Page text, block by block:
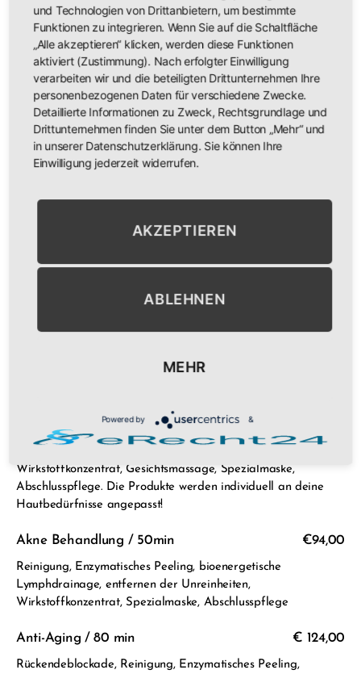
Kostenersatz:
Bei der Überweisung durch einen Arzt besteht die
Möglichkeit, einen Teil der Behandlungskosten von der
Krankenkasse zurückzufordern.
Private Krankenversicherungen übernehmen zwischen
80 und 100% Ihrer Massagekosten.
individuell an deine Hautbedürfnisse angepasst!
Rückendeblockade, Reinigung, Peeling, bioenergetische
Wirkstoffkonzentrat, Gesichtsmassage, Spezialmaske,
Abschlusspflege. Die Produkte werden individuell an deine
Hautbedürfnisse angepasst!
Akne Behandlung / 50min €94,00
Reinigung, Enzymatisches Peeling, bioenergetische
Lymphdrainage, entfernen der Unreinheiten,
Wirkstoffkonzentrat, Spezialmaske, Abschlusspflege
Anti-Aging / 80 min € 124,00
Rückendeblockade, Reinigung, Enzymatisches Peeling,
und Technologien von Drittanbietern, um bestimmte
Funktionen zu integrieren. Wenn Sie auf die Schaltfläche
„Alle akzeptieren“ klicken, werden diese Funktionen
aktiviert (Zustimmung). Nach erfolgter Einwilligung
verarbeiten wir und die beteiligten Drittunternehmen Ihre
personenbezogenen Daten für verschiedene Zwecke.
Detaillierte Informationen zu Zweck, Rechtsgrundlage und
Drittunternehmen finden Sie unter dem Button „Mehr“ und
in unserer Datenschutzerklärung. Sie können Ihre
Einwilligung jederzeit widerrufen.
AKZEPTIEREN
ABLEHNEN
MEHR
Powered by &